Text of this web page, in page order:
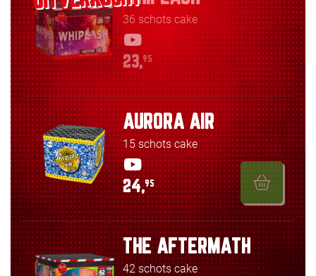
36 schots cake
23,95
AURORA AIR
15 schots cake
24,95
THE AFTERMATH
42 schots cake